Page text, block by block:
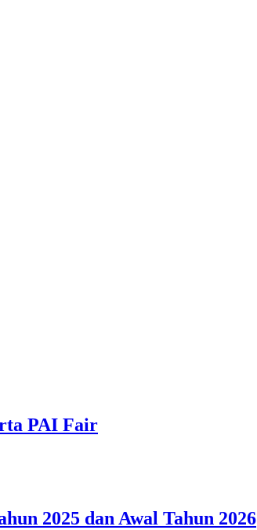
PAI Fair
2025 dan Awal Tahun 2026